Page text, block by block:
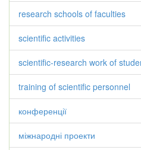
research schools of faculties
scientific activities
scientific-research work of
training of scientific personnel
конференції
міжнародні проекти